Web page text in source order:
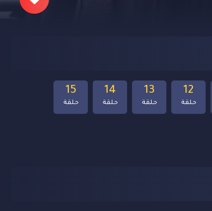
15
حلقة
14
حلقة
13
حلقة
12
حلقة